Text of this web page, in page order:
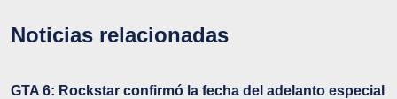
Noticias relacionadas
GTA 6: Rockstar confirmó la fecha del adelanto especial